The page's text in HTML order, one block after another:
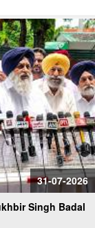
31-07-2026
Singh Badal